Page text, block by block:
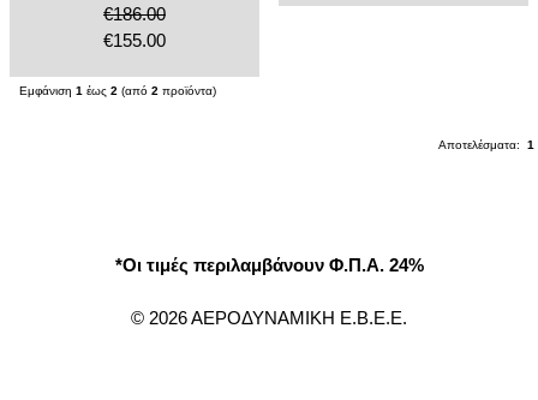
€186.00
€155.00
Εμφάνιση 1 έως 2 (από 2 προϊόντα)
Αποτελέσματα: 1
*Οι τιμές περιλαμβάνουν Φ.Π.Α. 24%
© 2026 ΑΕΡΟΔΥΝΑΜΙΚΗ Ε.Β.Ε.Ε.